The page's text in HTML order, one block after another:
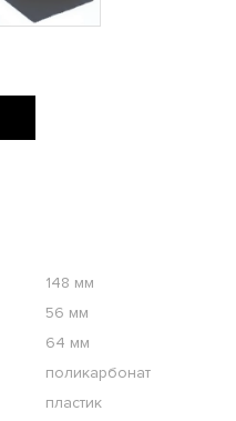
148 мм
56 мм
64 мм
поликарбонат
пластик